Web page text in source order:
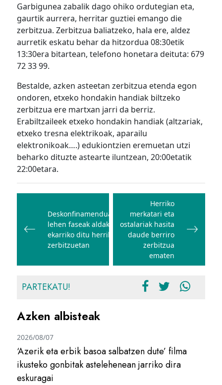
Garbigunea zabalik dago ohiko ordutegian eta,
gaurtik aurrera, herritar guztiei emango die
zerbitzua. Zerbitzua baliatzeko, hala ere, aldez
aurretik eskatu behar da hitzordua 08:30etik
13:30era bitartean, telefono honetara deituta: 679
72 33 99.
Bestalde, azken asteetan zerbitzua etenda egon
ondoren, etxeko hondakin handiak biltzeko
zerbitzua ere martxan jarri da berriz.
Erabiltzaileek etxeko hondakin handiak (altzariak,
etxeko tresna elektrikoak, aparailu
elektronikoak….) edukiontzien eremuetan utzi
beharko dituzte astearte iluntzean, 20:00etatik
22:00etara.
Bidalketetan
nabigatuDeskonfinamenduaren
lehen faseak aldaketak
ekarriko ditu herriko
zerbitzuetan
Herriko
merkatari eta
ostalariak hasita
daude berriro
zerbitzua
ematen
PARTEKATU!
Azken albisteak
‘Azerik eta erbik basoa salbatzen dute’ filma
ikusteko gonbitak astelehenean jarriko dira
eskuragai
2026/08/07